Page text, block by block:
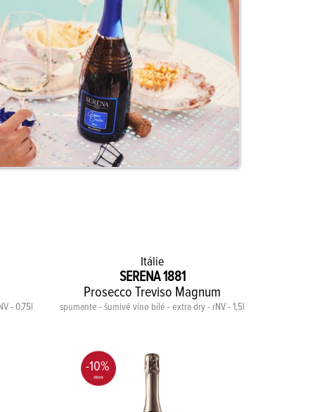
- 0,75l
Itálie
SERENA 1881
Prosecco Treviso Magnum
spumante - šumivé víno bílé - extra dry - rNV - 1,5l
-10%